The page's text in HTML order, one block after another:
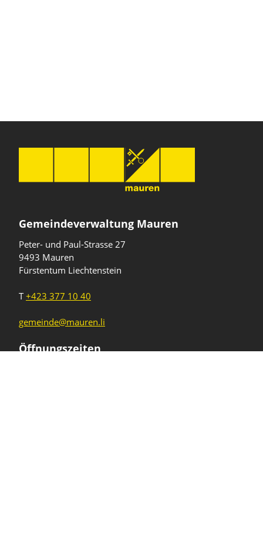
Gemeindeverwaltung Mauren
Peter- und Paul-Strasse 27
9493 Mauren
Fürstentum Liechtenstein
T+423 377 10 40
gemeinde@mauren.li
Öffnungszeiten